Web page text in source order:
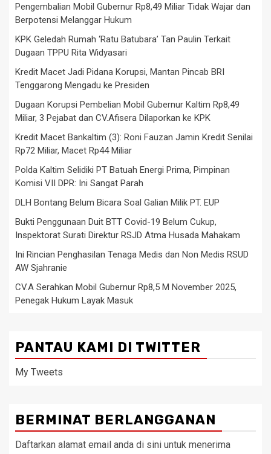
Pengembalian Mobil Gubernur Rp8,49 Miliar Tidak Wajar dan
Berpotensi Melanggar Hukum
KPK Geledah Rumah ‘Ratu Batubara’ Tan Paulin Terkait
Dugaan TPPU Rita Widyasari
Kredit Macet Jadi Pidana Korupsi, Mantan Pincab BRI
Tenggarong Mengadu ke Presiden
Dugaan Korupsi Pembelian Mobil Gubernur Kaltim Rp8,49
Miliar, 3 Pejabat dan CV.Afisera Dilaporkan ke KPK
Kredit Macet Bankaltim (3): Roni Fauzan Jamin Kredit Senilai
Rp72 Miliar, Macet Rp44 Miliar
Polda Kaltim Selidiki PT Batuah Energi Prima, Pimpinan
Komisi VII DPR: Ini Sangat Parah
DLH Bontang Belum Bicara Soal Galian Milik PT. EUP
Bukti Penggunaan Duit BTT Covid-19 Belum Cukup,
Inspektorat Surati Direktur RSJD Atma Husada Mahakam
Ini Rincian Penghasilan Tenaga Medis dan Non Medis RSUD
AW Sjahranie
CV.A Serahkan Mobil Gubernur Rp8,5 M November 2025,
Penegak Hukum Layak Masuk
PANTAU KAMI DI TWITTER
My Tweets
BERMINAT BERLANGGANAN
Daftarkan alamat email anda di sini untuk menerima